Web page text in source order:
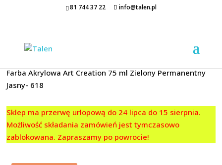
81 744 37 22 info@talen.pl
Farba Akrylowa Art Creation 75 ml Zielony Permanentny
Jasny- 618
Sklep ma przerwę urlopową do 24 lipca do 15 sierpnia.
Możliwość składania zamówień jest tymczasowo
zablokowana. Zapraszamy po powrocie!